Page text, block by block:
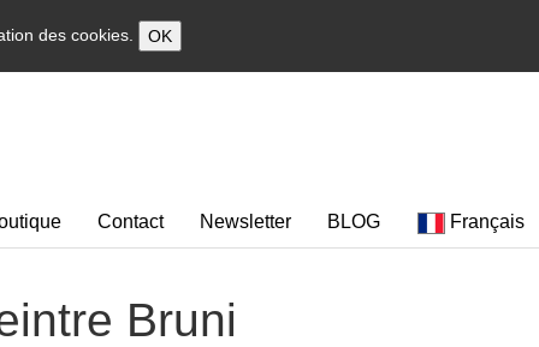
des cookies. OK
Contact Newsletter BLOG Français
Bruni